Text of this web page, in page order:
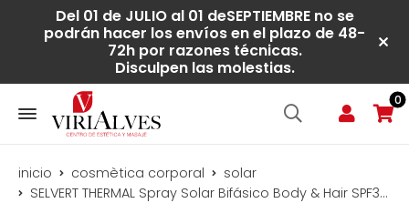
Del 01 de JULIO al 01 deSEPTIEMBRE no se
podrán hacer los envíos en el plazo de 48-
72h por razones técnicas.
Disculpen las molestias.
0
inicio cosmètica corporal
solar
SELVERT THERMAL Spray Solar Bifásico Body & Hair SPF30 (200ml)